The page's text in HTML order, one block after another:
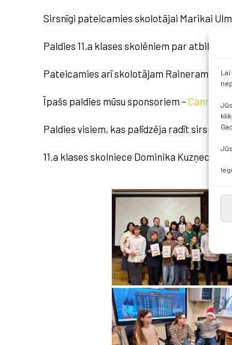
Sirsnīgi pateicamies skolotājai Marikai
Paldies 11.a klases skolēniem par
Pateicamies arī skolotājam Raineram
Īpašs paldies mūsu sponsoriem – Cannelle
Paldies visiem, kas palīdzēja radīt sirsnīgu
11.a klases skolniece Dominika Kuzņecova